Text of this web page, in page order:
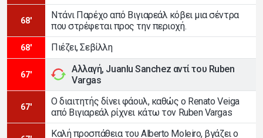
68'
Ντάνι Παρέχο από Βιγιαρεάλ κόβει μια σέντρα
που στρέφεται προς την περιοχή.
68' Πιέζει, Σεβίλλη
67'
Αλλαγή, Juanlu Sanchez αντί του Ruben
Vargas
67'
Ο διαιτητής δίνει φάουλ, καθώς ο Renato Veiga
από Βιγιαρεάλ ρίχνει κάτω τον Ruben Vargas
Καλή προσπάθεια του Alberto Moleiro, βγάζει ο